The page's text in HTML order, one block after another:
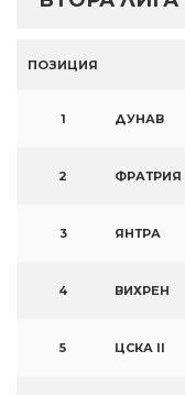
ПОЗИЦИЯ
1 ДУНАВ
2 ФРАТРИЯ
3 ЯНТРА
4 ВИХРЕН
5 ЦСКА II